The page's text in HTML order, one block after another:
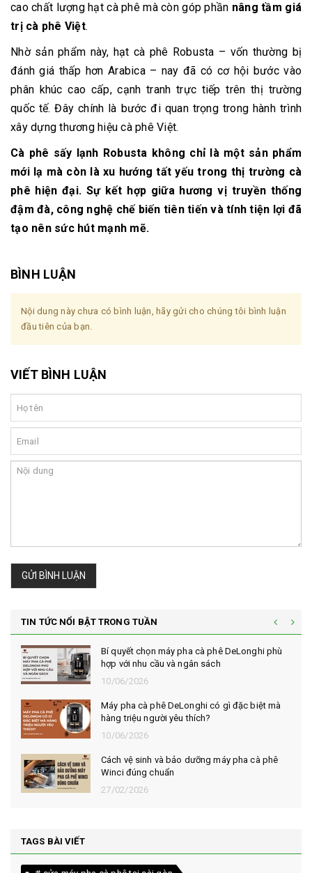
cao chất lượng hạt cà phê mà còn góp phần nâng tầm giá
trị cà phê Việt.
Nhờ sản phẩm này, hạt cà phê Robusta – vốn thường bị
đánh giá thấp hơn Arabica – nay đã có cơ hội bước vào
phân khúc cao cấp, cạnh tranh trực tiếp trên thị trường
quốc tế. Đây chính là bước đi quan trọng trong hành trình
xây dựng thương hiệu cà phê Việt.
Cà phê sấy lạnh Robusta không chỉ là một sản phẩm
mới lạ mà còn làxu hướng tất yếu trong thị trường cà
phê hiện đại. Sự kết hợp giữa hương vị truyền thống
đậm đà, công nghệ chế biến tiên tiến và tính tiện lợi đã
tạo nên sức hút mạnh mẽ.
BÌNH LUẬN
Nội dung này chưa có bình luận, hãy gửi cho chúng tôi bình luận
đầu tiên của bạn.
VIẾT BÌNH LUẬN
GỬI BÌNH LUẬN
TIN TỨC NỔI BẬT TRONG TUẦN
Bí quyết chọn máy pha cà phê DeLonghi phù
hợp với nhu cầu và ngân sách
10/06/2026
Máy pha cà phê DeLonghi có gì đặc biệt mà
hàng triệu người yêu thích?
10/06/2026
Cách vệ sinh và bảo dưỡng máy pha cà phê
Winci đúng chuẩn
27/02/2026
TAGS BÀI VIẾT